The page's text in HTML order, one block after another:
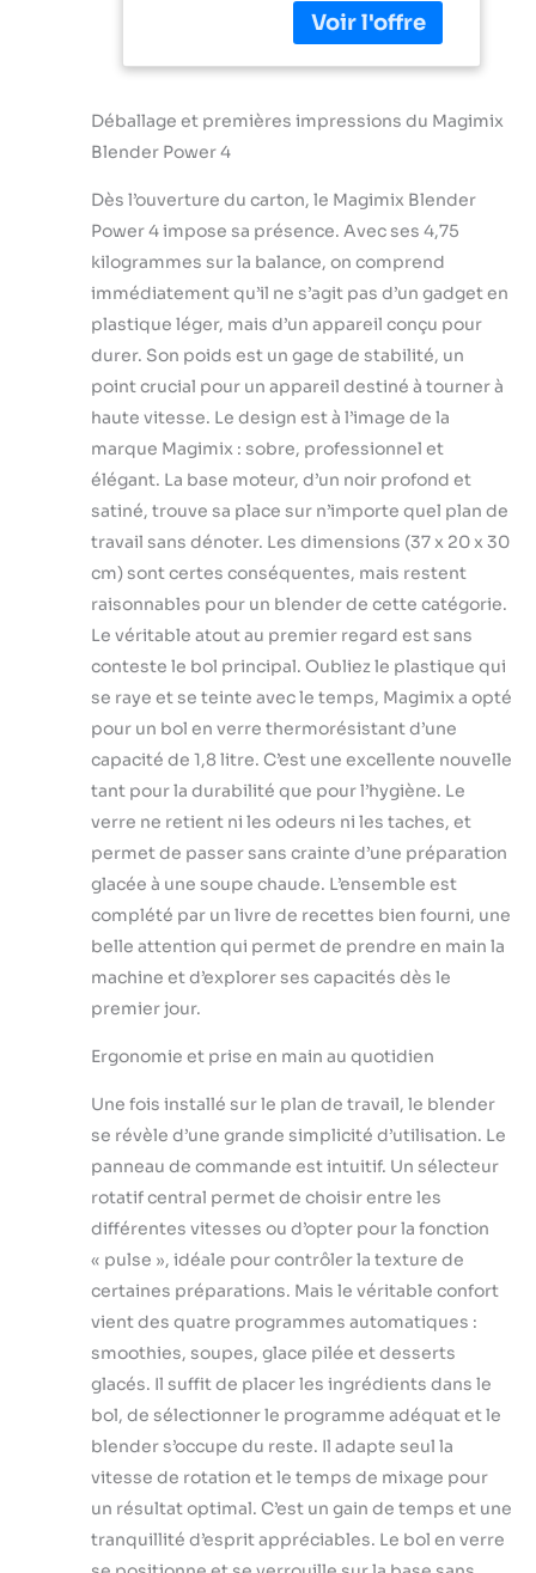
Hachoir Robot
Multifonction
conçu pour mixer,
glace avec une
exceptionnelle Bol
de 1,8 L : Résiste
aux chocs
thermiques, idéal
préparations
chaudes ou
froides (soupes,
smoothies, milk-
shakes, etc.)
Programmes
automatiques
intelligents : 5
fonctions
préprogrammées
– glace pilée,
smoothie, soupe,
dessert glacé et
rinçage
automatique pour
un nettoyage
facile Application
Magimix gratuite :
+300 recettes
exclusives pour
exploiter tout le
potentiel de votre
blender et réussir
vos préparations à
chaque fois
Déballage et premières impressions du Magimix
Blender Power 4
Dès l’ouverture du carton, le Magimix Blender
Power 4 impose sa présence. Avec ses 4,75
kilogrammes sur la balance, on comprend
immédiatement qu’il ne s’agit pas d’un gadget en
plastique léger, mais d’un appareil conçu pour
durer. Son poids est un gage de stabilité, un
point crucial pour un appareil destiné à tourner à
haute vitesse. Le design est à l’image de la
marque Magimix : sobre, professionnel et
élégant. La base moteur, d’un noir profond et
satiné, trouve sa place sur n’importe quel plan de
travail sans dénoter. Les dimensions (37 x 20 x 30
cm) sont certes conséquentes, mais restent
raisonnables pour un blender de cette catégorie.
Le véritable atout au premier regard est sans
conteste le bol principal. Oubliez le plastique qui
se raye et se teinte avec le temps, Magimix a opté
pour un bol en verre thermorésistant d’une
capacité de 1,8 litre. C’est une excellente nouvelle
tant pour la durabilité que pour l’hygiène. Le
verre ne retient ni les odeurs ni les taches, et
permet de passer sans crainte d’une préparation
glacée à une soupe chaude. L’ensemble est
complété par un livre de recettes bien fourni, une
belle attention qui permet de prendre en main la
machine et d’explorer ses capacités dès le
premier jour.
Ergonomie et prise en main au quotidien
Une fois installé sur le plan de travail, le blender
se révèle d’une grande simplicité d’utilisation. Le
panneau de commande est intuitif. Un sélecteur
rotatif central permet de choisir entre les
différentes vitesses ou d’opter pour la fonction
« pulse », idéale pour contrôler la texture de
certaines préparations. Mais le véritable confort
vient des quatre programmes automatiques :
smoothies, soupes, glace pilée et desserts
glacés. Il suffit de placer les ingrédients dans le
bol, de sélectionner le programme adéquat et le
blender s’occupe du reste. Il adapte seul la
vitesse de rotation et le temps de mixage pour
un résultat optimal. C’est un gain de temps et une
tranquillité d’esprit appréciables. Le bol en verre